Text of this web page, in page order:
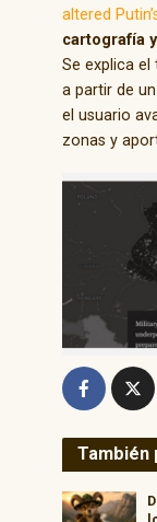
altered
cartografía
Se explica el
a partir de
el usuario
zonas y
También